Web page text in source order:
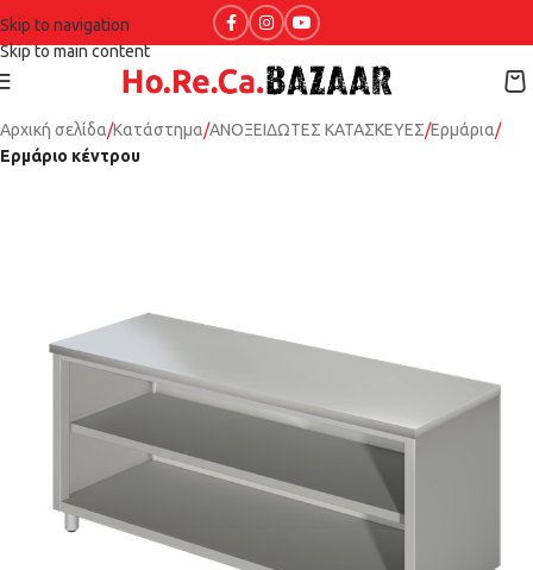
Skip to navigation
Skip to main content
Αρχική σελίδα Κατάστημα ΑΝΟΞΕΙΔΩΤΕΣ ΚΑΤΑΣΚΕΥΕΣ Ερμάρια
Ερμάριο κέντρου